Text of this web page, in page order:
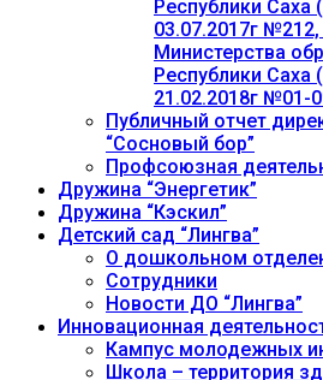
Республики Саха
03.07.2017г №212,
Министерства
Республики Саха
21.02.2018г №01-
Публичный отчет
“Сосновый бор”
Профсоюзная
Дружина “Энергетик”
Дружина “Кэскил”
Детский сад “Лингва”
О дошкольном
Сотрудники
Новости ДО “Лингва”
Инновационная
Кампус молодежных
Школа – территория